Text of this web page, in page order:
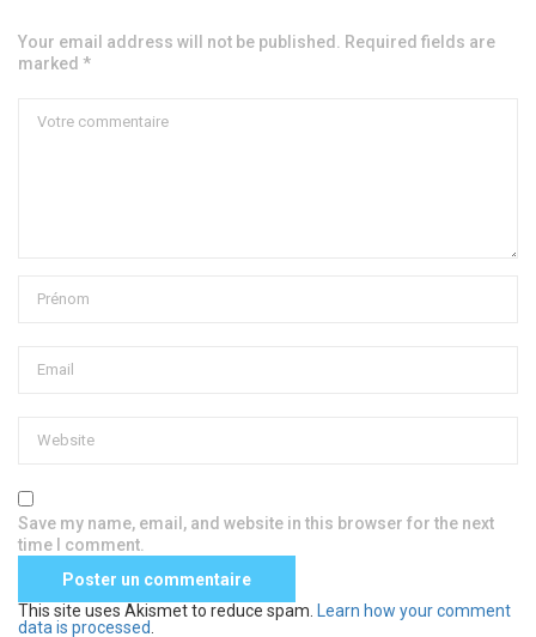
Your email address will not be published. Required fields are
marked *
Save my name, email, and website in this browser for the next
time I comment.
This site uses Akismet to reduce spam.
Learn how your comment
data is processed